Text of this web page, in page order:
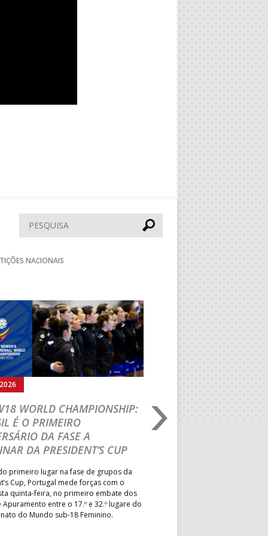
Pesquisar
NACIONAIS
WORLD CHAMPIONSHIP:
É O PRIMEIRO
DA FASE A
DA PRESIDENT’S CUP
primeiro lugar na fase de grupos da
Cup, Portugal mede forças com o
quinta-feira, no primeiro embate dos
Apuramento entre o 17.º e 32.º lugare do
do Mundo sub-18 Feminino.
05.08.2026
IHF W18 WORLD
JOÃO VAREJÃO
Seguinte